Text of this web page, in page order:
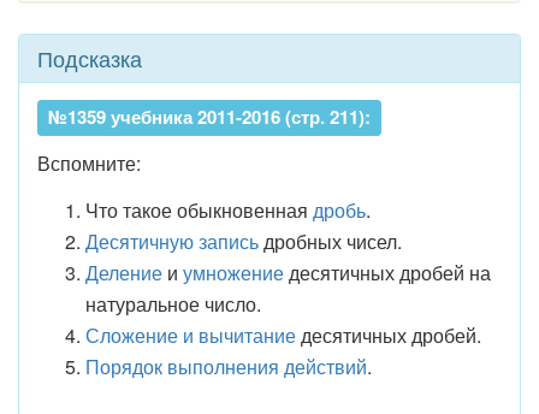
Подсказка
№1359 учебника 2011-2016 (стр. 211):
Вспомните:
Что такое обыкновенная дробь.
Десятичную записьдробных чисел.
Деление и умножениедесятичных дробей на
натуральное число.
Сложение и вычитаниедесятичных дробей.
Порядок выполнения действий.